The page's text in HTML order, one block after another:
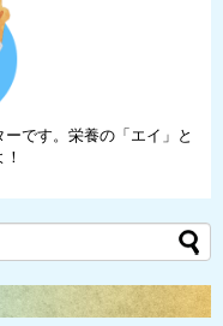
です。栄養の「エイ」と